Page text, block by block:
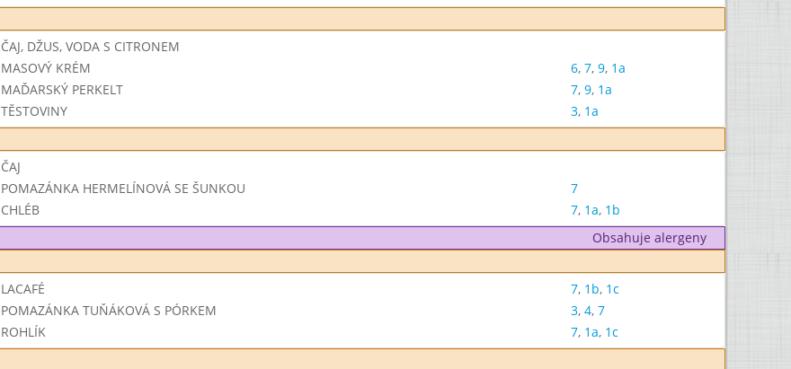
ČAJ, DŽUS, VODA S CITRONEM
MASOVÝ KRÉM 6, 7, 9, 1a
MAĎARSKÝ PERKELT 7, 9, 1a
TĚSTOVINY 3, 1a
ČAJ
POMAZÁNKA HERMELÍNOVÁ SE ŠUNKOU
7
CHLÉB 7, 1a, 1b
Obsahuje alergeny
LACAFÉ 7, 1b, 1c
POMAZÁNKA TUŇÁKOVÁ S PÓRKEM 3, 4, 7
ROHLÍK 7, 1a, 1c